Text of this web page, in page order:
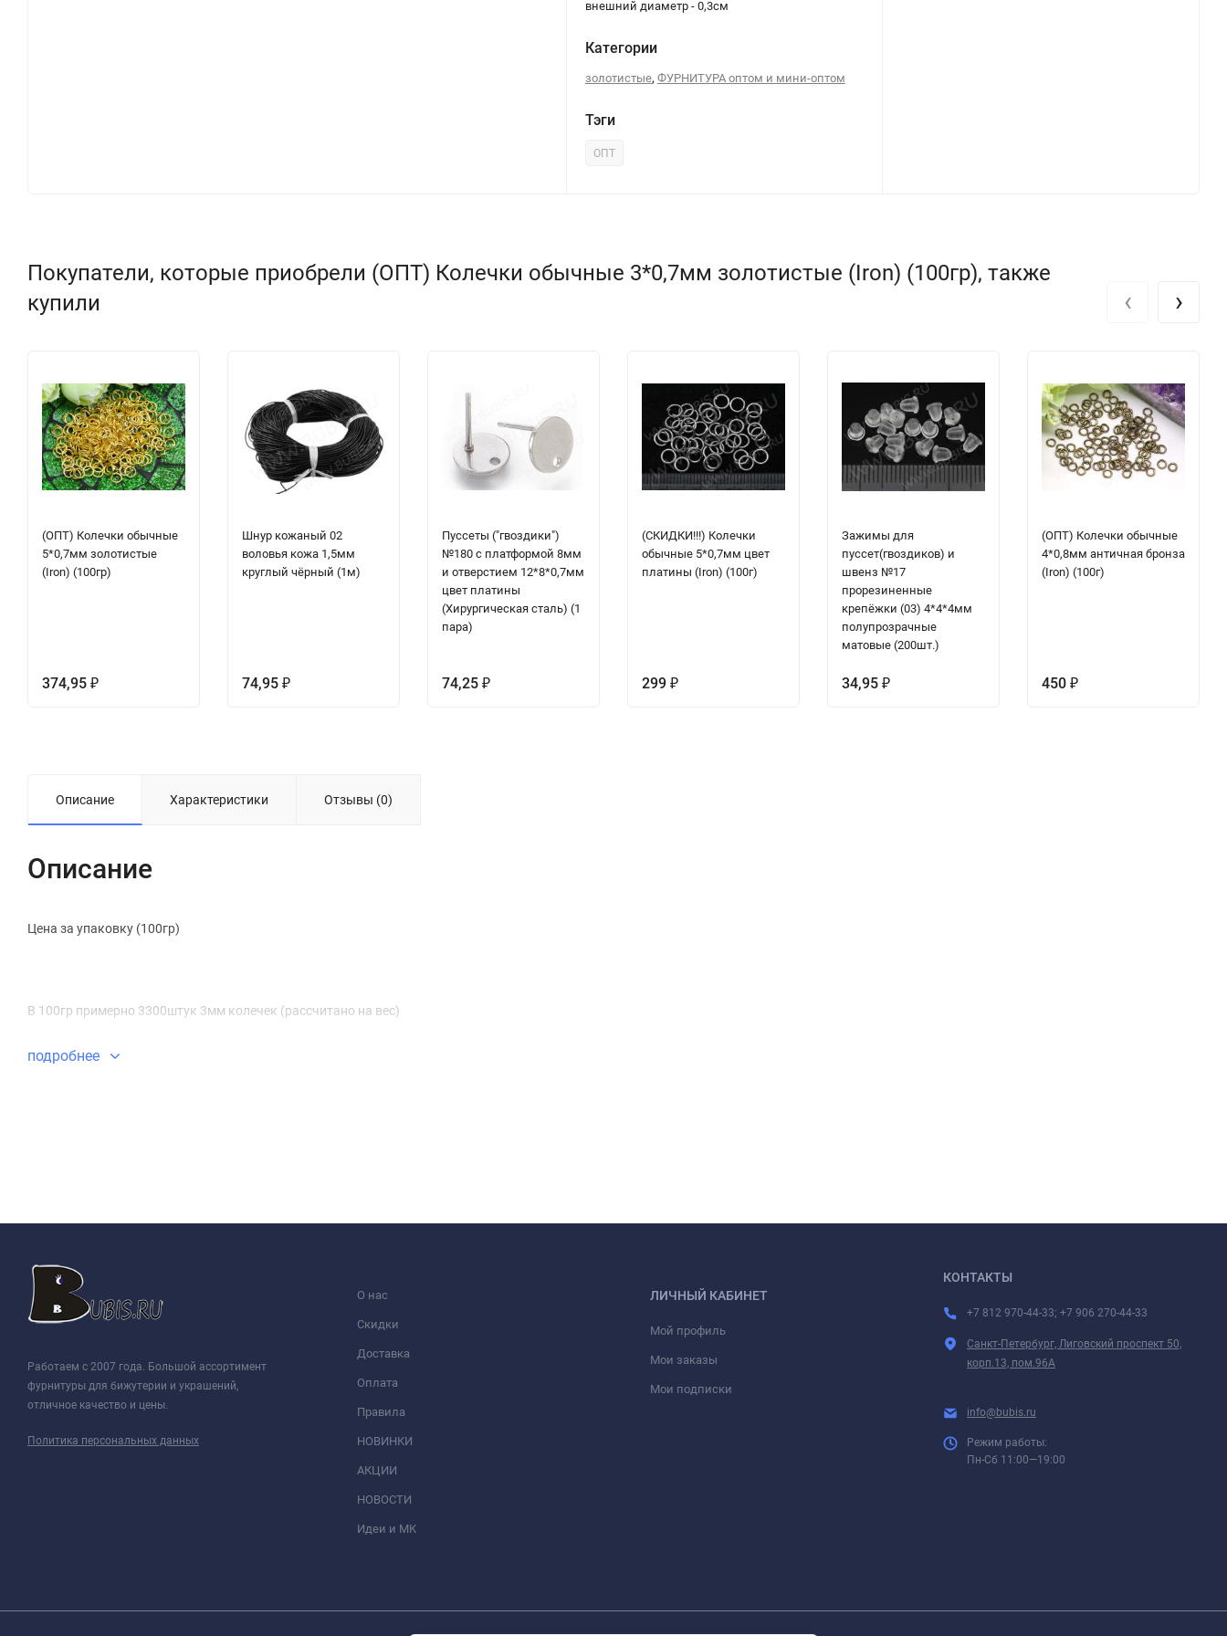
внешний диаметр - 0,3см
Категории
золотистые, ФУРНИТУРА оптом и мини-оптом
Тэги
ОПТ
Покупатели, которые приобрели (ОПТ) Колечки обычные 3*0,7мм золотистые (Iron) (100гр), также
купили
(ОПТ) Колечки обычные
5*0,7мм золотистые
(Iron) (100гр)
374,95 ₽
Шнур кожаный 02
воловья кожа 1,5мм
круглый чёрный (1м)
74,95 ₽
Пуссеты ("гвоздики")
№180 с платформой 8мм
и отверстием 12*8*0,7мм
цвет платины
(Хирургическая сталь) (1
пара)
74,25 ₽
(СКИДКИ!!!) Колечки
обычные 5*0,7мм цвет
платины (Iron) (100г)
299 ₽
Зажимы для
пуссет(гвоздиков) и
швенз №17
прорезиненные
крепёжки (03) 4*4*4мм
полупрозрачные
матовые (200шт.)
34,95 ₽
(ОПТ) Колечки обычные
4*0,8мм античная бронза
(Iron) (100г)
450 ₽
‹ ›
Описание Характеристики Отзывы (0)
Описание
Цена за упаковку (100гр)
В 100гр примерно 3300штук 3мм колечек (рассчитано на вес)
подробнее
Работаем с 2007 года. Большой ассортимент
фурнитуры для бижутерии и украшений,
отличное качество и цены.
Политика персональных данных
О нас
Скидки
Доставка
Оплата
Правила
НОВИНКИ
АКЦИИ
НОВОСТИ
Идеи и МК
ЛИЧНЫЙ КАБИНЕТ
Мой профиль
Мои заказы
Мои подписки
КОНТАКТЫ
+7 812 970-44-33; +7 906 270-44-33
Санкт-Петербург, Лиговский проспект 50,
корп.13, пом.96А
info@bubis.ru
Режим работы:
Пн-Сб 11:00—19:00